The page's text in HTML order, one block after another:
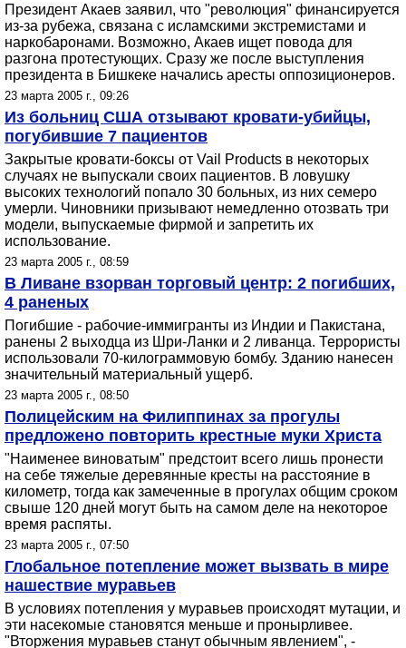
Президент Акаев заявил, что "революция" финансируется
из-за рубежа, связана с исламскими экстремистами и
наркобаронами. Возможно, Акаев ищет повода для
разгона протестующих. Сразу же после выступления
президента в Бишкеке начались аресты оппозиционеров.
23 марта 2005 г., 09:26
Из больниц США отзывают кровати-убийцы,
погубившие 7 пациентов
Закрытые кровати-боксы от Vail Products в некоторых
случаях не выпускали своих пациентов. В ловушку
высоких технологий попало 30 больных, из них семеро
умерли. Чиновники призывают немедленно отозвать три
модели, выпускаемые фирмой и запретить их
использование.
23 марта 2005 г., 08:59
В Ливане взорван торговый центр: 2 погибших,
4 раненых
Погибшие - рабочие-иммигранты из Индии и Пакистана,
ранены 2 выходца из Шри-Ланки и 2 ливанца. Террористы
использовали 70-килограммовую бомбу. Зданию нанесен
значительный материальный ущерб.
23 марта 2005 г., 08:50
Полицейским на Филиппинах за прогулы
предложено повторить крестные муки Христа
"Наименее виноватым" предстоит всего лишь пронести
на себе тяжелые деревянные кресты на расстояние в
километр, тогда как замеченные в прогулах общим сроком
свыше 120 дней могут быть на самом деле на некоторое
время распяты.
23 марта 2005 г., 07:50
Глобальное потепление может вызвать в мире
нашествие муравьев
В условиях потепления у муравьев происходят мутации, и
эти насекомые становятся меньше и пронырливее.
"Вторжения муравьев станут обычным явлением", -